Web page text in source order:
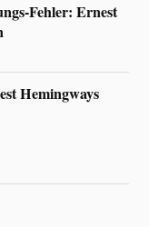
Fehler: Ernest
Hemingways